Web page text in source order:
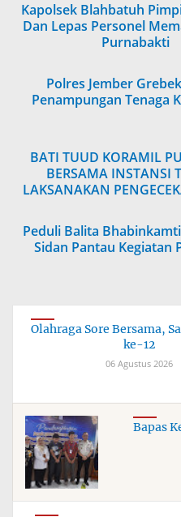
Kapolsek Blahbatuh
Dan Lepas Personel
Purnabakti
Polres Jember
Penampungan Tenaga
BATI TUUD KORAMIL
BERSAMA INSTANSI
LAKSANAKAN
Peduli Balita
Sidan Pantau Kegiatan
Olahraga Sore Bersama,
ke-12
06 Agustus 2026
Bapas